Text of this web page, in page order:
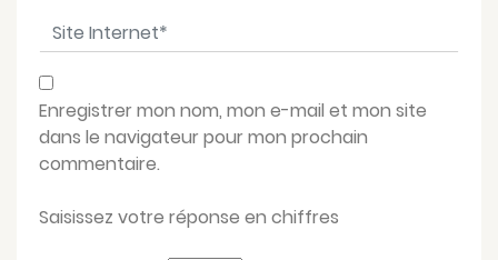
Site Internet*
Enregistrer mon nom, mon e-mail et mon site
dans le navigateur pour mon prochain
commentaire.
Saisissez votre réponse en chiffres